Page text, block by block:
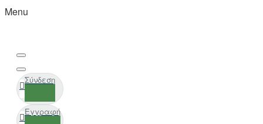
Menu
Σύνδεση
Εγγραφή